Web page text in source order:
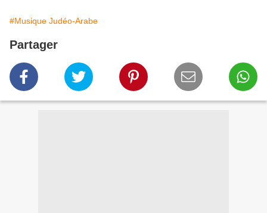
#Musique Judéo-Arabe
Partager